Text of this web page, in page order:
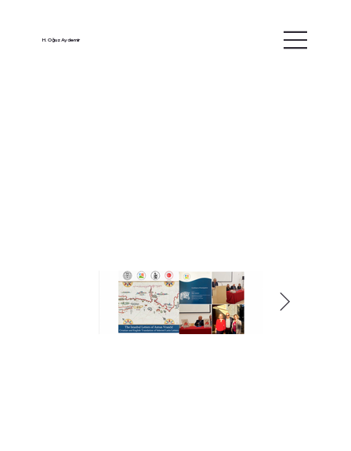
H. Oğuz Aydemir